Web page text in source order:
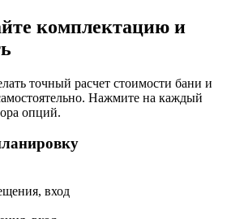
комплектацию и
точный расчет стоимости бани и
Нажмите на каждый
опций.